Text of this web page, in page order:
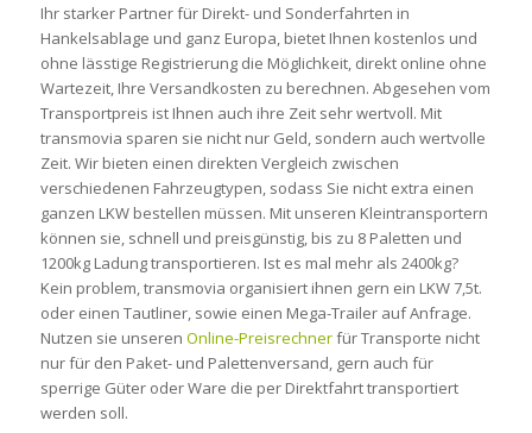
Ihr starker Partner für Direkt- und Sonderfahrten in
Hankelsablage und ganz Europa, bietet Ihnen kostenlos und
ohne lässtige Registrierung die Möglichkeit, direkt online ohne
Wartezeit, Ihre Versandkosten zu berechnen. Abgesehen vom
Transportpreis ist Ihnen auch ihre Zeit sehr wertvoll. Mit
transmovia sparen sie nicht nur Geld, sondern auch wertvolle
Zeit. Wir bieten einen direkten Vergleich zwischen
verschiedenen Fahrzeugtypen, sodass Sie nicht extra einen
ganzen LKW bestellen müssen. Mit unseren Kleintransportern
können sie, schnell und preisgünstig, bis zu 8 Paletten und
1200kg Ladung transportieren. Ist es mal mehr als 2400kg?
Kein problem, transmovia organisiert ihnen gern ein LKW 7,5t.
oder einen Tautliner, sowie einen Mega-Trailer auf Anfrage.
Nutzen sie unseren Online-Preisrechnerfür Transporte nicht
nur für den Paket- und Palettenversand, gern auch für
sperrige Güter oder Ware die per Direktfahrt transportiert
werden soll.